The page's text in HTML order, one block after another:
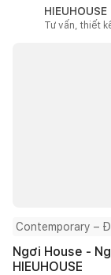
HIEUHOUSE
Tư vấn, thiết
Contemporary –
Ngơi House -
HIEUHOUSE